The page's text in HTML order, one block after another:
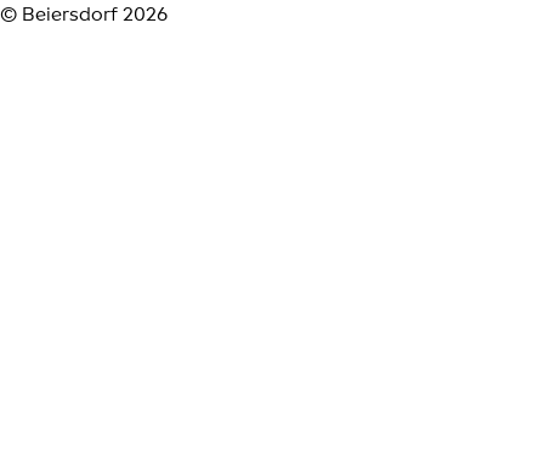
© Beiersdorf 2026